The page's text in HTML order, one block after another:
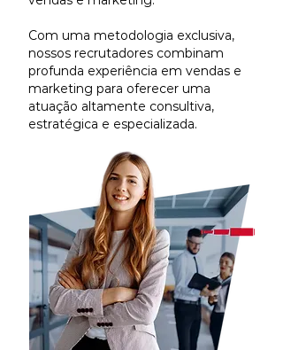
Com uma metodologia exclusiva,
nossos recrutadores combinam
profunda experiência em vendas e
marketing para oferecer uma
atuação altamente consultiva,
estratégica e especializada.